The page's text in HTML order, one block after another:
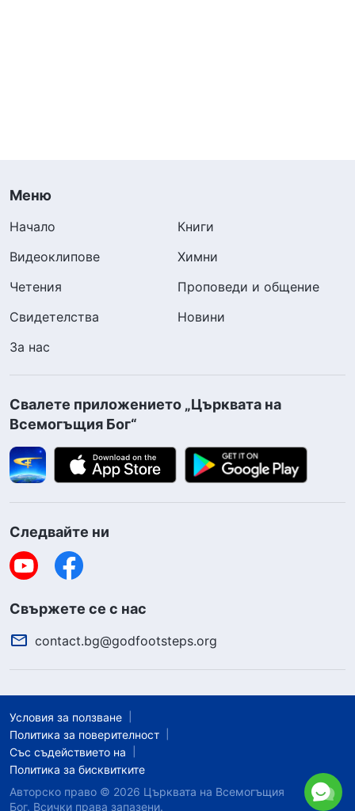
Меню
Начало
Книги
Видеоклипове
Химни
Четения
Проповеди и общение
Свидетелства
Новини
За нас
Свалете приложението „Църквата на
Всемогъщия Бог“
Следвайте ни
Свържете се с нас
contact.bg@godfootsteps.org
Условия за ползване
Политика за поверителност
Със съдействието на
Политика за бисквитките
Авторско право © 2026 Църквата на Всемогъщия
Бог. Всички права запазени.